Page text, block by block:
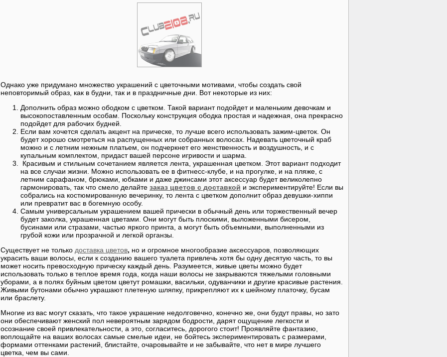
Однако уже придумано множество украшений с цветочными мотивами, чтобы создать свой
неповторимый образ, как в будни, так и в праздничные дни. Вот некоторые из них:
Дополнить образ можно ободком с цветком. Такой вариант подойдет и маленьким девочкам и
высокопоставленным особам. Поскольку конструкция ободка простая и надежная, она прекрасно
подойдет для рабочих будней.
Если вам хочется сделать акцент на прическе, то лучше всего использовать зажим-цветок. Он
будет хорошо смотреться на распущенных или собранных волосах. Надевать цветочный краб
можно и с летним нежным платьем, он подчеркнет его женственность и воздушность, и с
купальным комплектом, придаст вашей персоне игривости и шарма.
Красивым и стильным сочетанием является лента, украшенная цветком. Этот вариант подходит
на все случаи жизни. Можно использовать ее в фитнесс-клубе, и на прогулке, и на пляже, с
летним сарафаном, брюками, юбками и даже джинсами этот аксессуар будет великолепно
гармонировать, так что смело делайте заказ цветов с доставкой и экспериментируйте! Если вы
собрались на костюмированную вечеринку, то лента с цветком дополнит образ девушки-хиппи
или превратит вас в богемную особу.
Самым универсальным украшением вашей прически в обычный день или торжественный вечер
будет заколка, украшенная цветами. Они могут быть плоскими, выложенными бисером,
бусинами или стразами, частью яркого принта, а могут быть объемными, выполненными из
грубой кожи или прозрачной и легкой органзы.
Существует не только доставка цветов, но и огромное многообразие аксессуаров, позволяющих
украсить ваши волосы, если к созданию вашего туалета привлечь хотя бы одну десятую часть, то вы
может носить превосходную прическу каждый день. Разумеется, живые цветы можно будет
использовать только в теплое время года, когда наши волосы не закрываются тяжелыми головными
уборами, а в полях буйным цветом цветут ромашки, васильки, одуванчики и другие красивые растения.
Живыми бутонами обычно украшают плетеную шляпку, прикрепляют их к шейному платочку, бусам
или браслету.
Многие из вас могут сказать, что такое украшение недолговечно, конечно же, они будут правы, но зато
они обеспечивают женский пол невероятным зарядом бодрости, дарят ощущение легкости и
осознание своей привлекательности, а это, согласитесь, дорогого стоит! Проявляйте фантазию,
воплощайте на ваших волосах самые смелые идеи, не бойтесь экспериментировать с размерами,
формами оттенками растений, блистайте, очаровывайте и не забывайте, что нет в мире лучшего
цветка, чем вы сами.